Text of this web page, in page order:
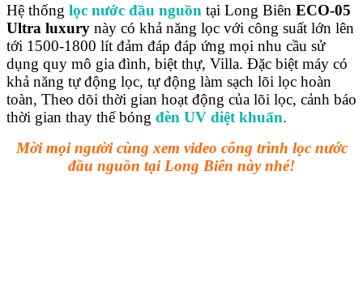
Hệ thống lọc nước đầu nguồn tại Long Biên ECO-05
Ultra luxury này có khả năng lọc với công suất lớn lên
tới 1500-1800 lít đảm đáp đáp ứng mọi nhu cầu sử
dụng quy mô gia đình, biệt thự, Villa. Đặc biệt máy có
khả năng tự động lọc, tự động làm sạch lõi lọc hoàn
toàn, Theo dõi thời gian hoạt động của lõi lọc, cảnh báo
thời gian thay thế bóng đèn UV diệt khuẩn.
Mời mọi người cùng xem video công trình lọc nước
đầu nguồn tại Long Biên này nhé!